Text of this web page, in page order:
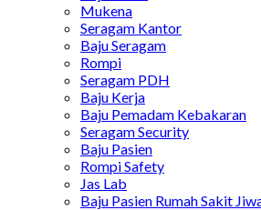
Mukena
Seragam Kantor
Baju Seragam
Rompi
Seragam PDH
Baju Kerja
Baju Pemadam Kebakaran
Seragam Security
Baju Pasien
Rompi Safety
Jas Lab
Baju Pasien Rumah Sakit